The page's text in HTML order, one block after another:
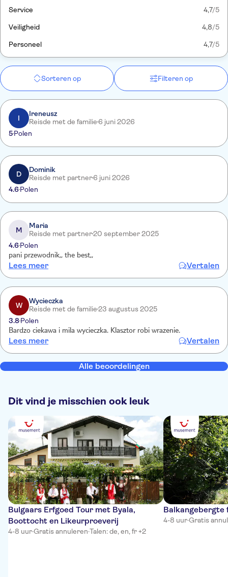
Service 4,7/5
Veiligheid 4,8/5
Personeel 4,7/5
Sorteren op Filteren op
I
Ireneusz
Reisde met de familie6 juni 2026
5Polen
D
Dominik
Reisde met partner6 juni 2026
4.6Polen
M
Maria
Reisde met partner20 september 2025
4.6Polen
pani przewodnik,, the best,,
Lees meer Vertalen
W
Wycieczka
Reisde met de familie23 augustus 2025
3.8 Polen
Bardzo ciekawa i mila wycieczka. Klasztor robi wrazenie.
Lees meer Vertalen
Alle beoordelingen
Dit vind je misschien ook leuk
Bulgaars Erfgoed Tour met Byala,
Boottocht en Likeurproeverij
4-8 uur·Gratis annuleren·Talen: de, en, fr +2
Balkangebergte
4-8 uur·Gratis